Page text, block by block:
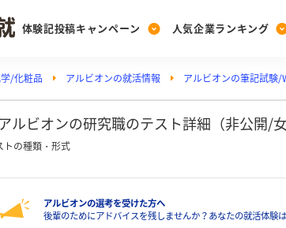
体験記投稿キャンペーン
Post
投稿する
人気企業ランキング
Ranking
ランキングを見る
Vote
投票する
PickUp
注目の企業特集
/化粧品 アルビオンの就活情報 アルビオンの筆記試験
ルビオンの研究職のテスト詳細（非公開/
トの種類・形式
アルビオンの選考を受けた方へ
後輩のためにアドバイスを残しませんか？あなたの就活体験